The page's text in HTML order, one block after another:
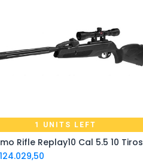
1 UNITS LEFT
Add to Cart
Rifle Replay10 Cal 5.5 10 Tiros